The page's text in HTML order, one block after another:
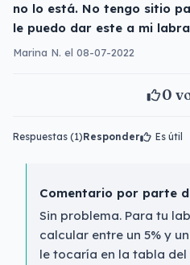
no lo está. No tengo sitio
le puedo dar este a mi
Marina N. el 08-07-2022
0
Respuestas (1)Responder Es útil
Comentario por parte
Sin problema. Para tu
calcular entre un 5% y
le tocaría en la tabla del